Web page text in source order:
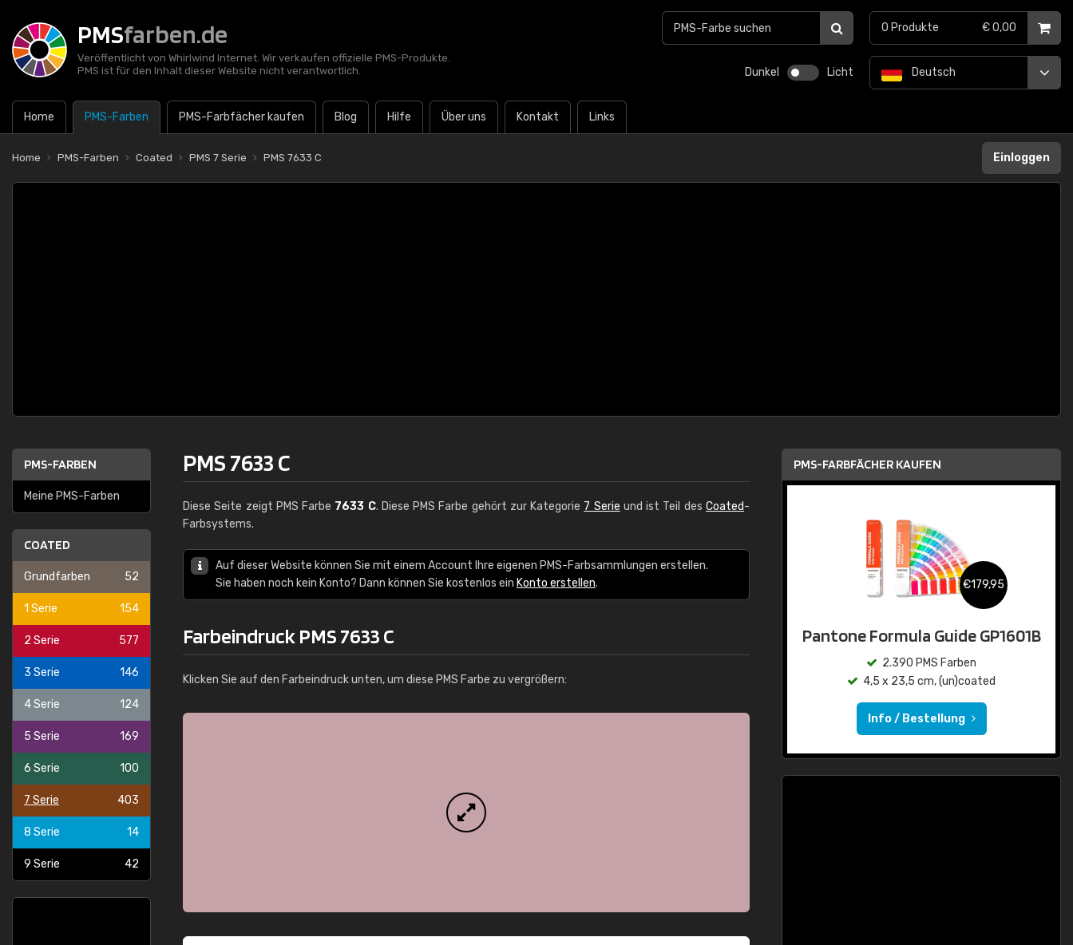
PMSfarben.de
Veröffentlicht von Whirlwind Internet. Wir verkaufen offizielle PMS-Produkte.
PMS ist für den Inhalt dieser Website nicht verantwortlich.
Dunkel Licht
Home PMS-Farben PMS-Farbfächer kaufen Blog Hilfe Über uns Kontakt Links
Deutsch
0 Produkte € 0,00
Home PMS-Farben Coated PMS 7 Serie PMS 7633 C Einloggen
PMS-FARBEN
Meine PMS-Farben
COATED
Grundfarben 52
1 Serie 154
2 Serie 577
3 Serie 146
4 Serie 124
5 Serie 169
6 Serie 100
7 Serie 403
8 Serie 14
9 Serie 42
PMS 7633 C
Diese Seite zeigt PMS Farbe 7633 C. Diese PMS Farbe gehört zur Kategorie 7 Serie und ist Teil desCoated-
Farbsystems.
Auf dieser Website können Sie mit einem Account Ihre eigenen PMS-Farbsammlungen erstellen.
Sie haben noch kein Konto? Dann können Sie kostenlos ein Konto erstellen.
Farbeindruck PMS 7633 C
Klicken Sie auf den Farbeindruck unten, um diese PMS Farbe zu vergrößern:
PMS-FARBFÄCHER KAUFEN
€179,95
Pantone Formula Guide GP1601B
2.390 PMS Farben
4,5 x 23,5 cm, (un)coated
Info / Bestellung